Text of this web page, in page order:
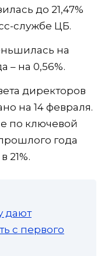
до 21,47%
службе ЦБ.
на
– на 0,56%.
директоров
на 14 февраля.
по ключевой
года
21%.
дают
с первого